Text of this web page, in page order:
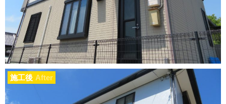
施工後 After